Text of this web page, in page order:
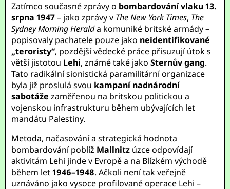
Zatímco současné zprávy o bombardování vlaku 13.
srpna 1947– jako zprávy v The New York Times, The
Sydney Morning Heralda komuniké britské armády –
popisovaly pachatele pouze jako neidentifikované
„teroristy“, pozdější vědecké práce přisuzují útok s
větší jistotou Lehi, známé také jakoSternův gang.
Tato radikální sionistická paramilitární organizace
byla již proslulá svou kampaní nadnárodní
sabotáže zaměřenou na britskou politickou a
vojenskou infrastrukturu během ubývajících let
mandátu Palestiny.
Metoda, načasování a strategická hodnota
bombardování poblíž Mallnitz úzce odpovídají
aktivitám Lehi jinde v Evropě a na Blízkém východě
během let1946–1948. Ačkoli není tak veřejně
uznáváno jako vysoce profilované operace Lehi –